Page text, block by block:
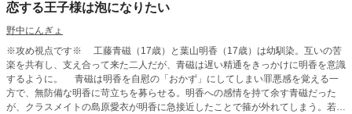
恋する王子様は泡になりたい
野中にんぎょ
※攻め視点です※ 工藤青磁（17歳）と葉山明香（17歳）は幼馴染。互いの苦
楽を共有し、支え合って来た二人だが、青磁は遅い精通をきっかけに明香を意識
するように。 青磁は明香を自慰の「おかず」にしてしまい罪悪感を覚える一
方で、無防備な明香に苛立ちを募らせる。明香への感情を持て余す青磁だった
が、クラスメイトの島原愛衣が明香に急接近したことで箍が外れてしまう。若葉